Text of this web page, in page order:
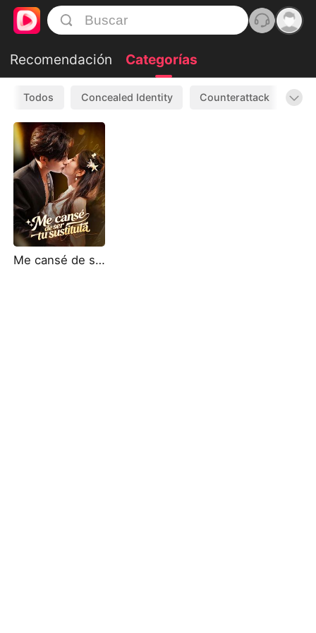
Recomendación Categorías
Todos Concealed Identity Counterattack
Me cansé de ser tu sustituta